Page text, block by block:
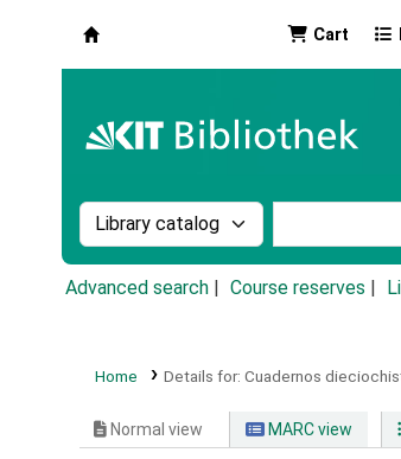
Cart
Search the catalog by:
Advanced search Course reserves
Home Details for: Cuadernos
Normal view MARC view